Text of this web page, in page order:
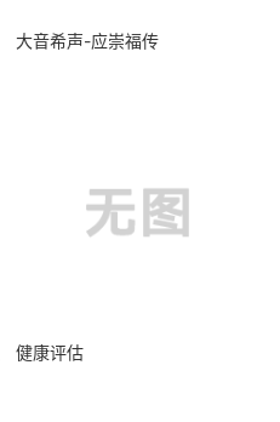
大音希声-应崇福传
健康评估